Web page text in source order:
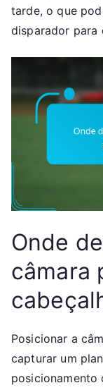
tarde, o que
disparador para
Onde
câmara
Posicionar a
capturar um
posicionamento